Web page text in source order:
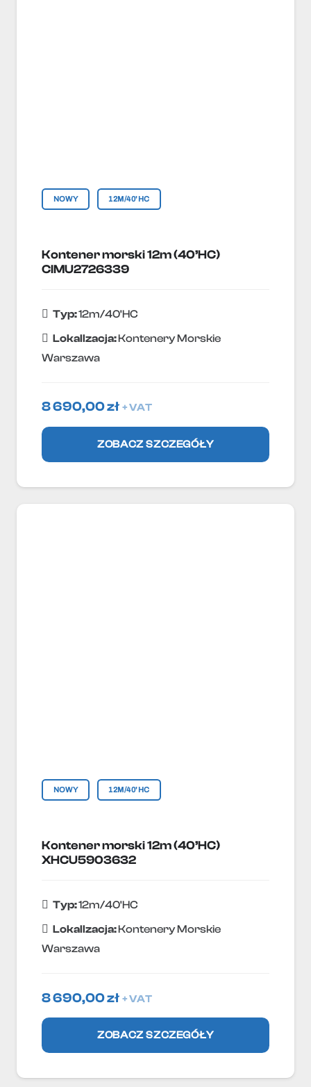
NOWY 12M/40'HC
Kontener morski 12m (40’HC)
CIMU2726339
Typ:12m/40'HC
Lokallzacja:Kontenery Morskie
Warszawa
8 690,00zł + VAT
ZOBACZ SZCZEGÓŁY
NOWY 12M/40'HC
Kontener morski 12m (40’HC)
XHCU5903632
Typ:12m/40'HC
Lokallzacja:Kontenery Morskie
Warszawa
8 690,00zł + VAT
ZOBACZ SZCZEGÓŁY